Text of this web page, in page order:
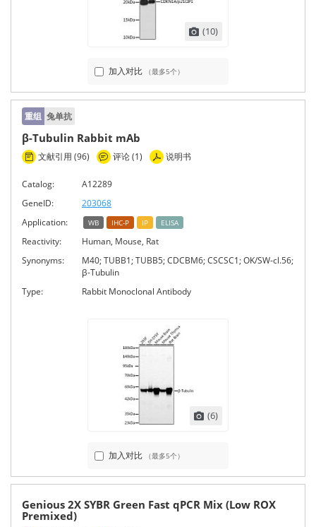
(10)
加入对比 （最多5个）
重组 兔单抗
β-Tubulin Rabbit mAb
文献引用 (96) 评论 (1) 说明书
Catalog:
A12289
GeneID:
203068
Application:
WB IHC-P IP ELISA
Reactivity:
Human, Mouse, Rat
Synonyms:
M40; TUBB1; TUBB5; CDCBM6; CSCSC1; OK/SW-cl.56;
β-Tubulin
Type:
Rabbit Monoclonal Antibody
(6)
加入对比 （最多5个）
Genious 2X SYBR Green Fast qPCR Mix (Low ROX
Premixed)